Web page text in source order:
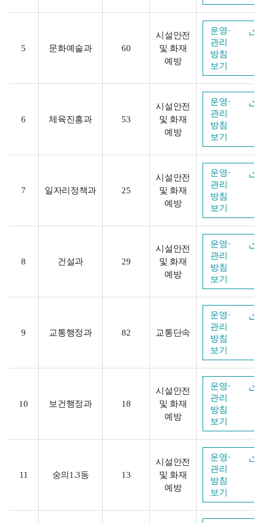
5 문화예술과 60
시설안전
및 화재
예방
운영·
관리
방침
보기
6 체육진흥과 53
시설안전
및 화재
예방
운영·
관리
방침
보기
7 일자리정책과 25
시설안전
및 화재
예방
운영·
관리
방침
보기
8 건설과 29
시설안전
및 화재
예방
운영·
관리
방침
보기
9 교통행정과 82 교통단속
운영·
관리
방침
보기
10 보건행정과 18
시설안전
및 화재
예방
운영·
관리
방침
보기
11 숭의1.3동 13
시설안전
및 화재
예방
운영·
관리
방침
보기